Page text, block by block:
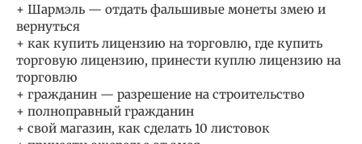
+ Шармэль — отдать фальшивые монеты змею и
вернуться
+ как купить лицензию на торговлю, где купить
торговую лицензию, принести куплю лицензию на
торговлю
+ гражданин — разрешение на строительство
+ полноправный гражданин
+ свой магазин, как сделать 10 листовок